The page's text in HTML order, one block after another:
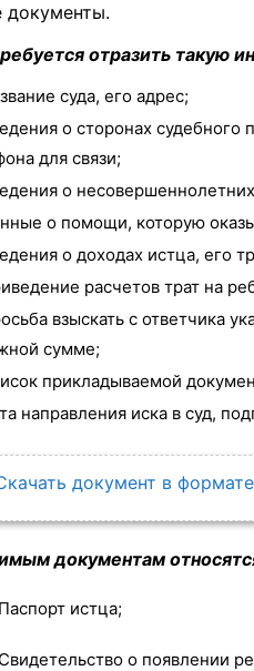
документы.
отразить такую
суда, его адрес;
о сторонах
для связи;
о
о помощи, которую
о доходах истца, его
расчетов трат на
взыскать с ответчика
сумме;
прикладываемой
направления иска в суд,
документ в
документам
Паспорт истца;
Свидетельство о появлении